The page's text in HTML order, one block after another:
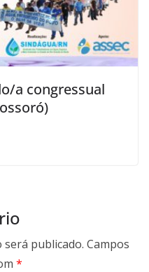
a congressual
será publicado. Campos
*